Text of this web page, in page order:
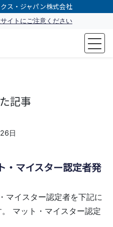
ス・ジャパン株式会社
イトにご注意ください
more of your floor
記事
日
・マイスター認定者発
マイスター認定者を下記に
マット・マイスター認定